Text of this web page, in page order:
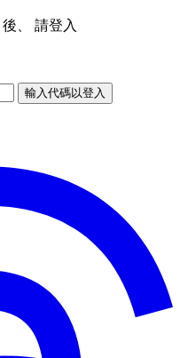
後、 請登入
輸入代碼以登入